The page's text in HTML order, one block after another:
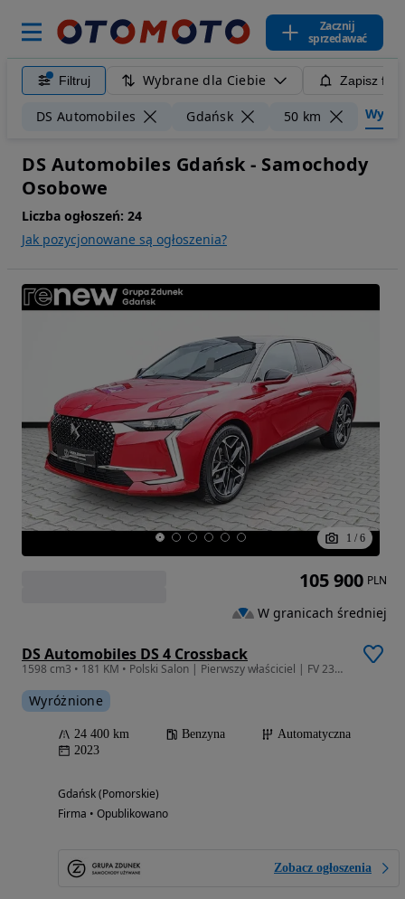
Zacznij
sprzedawać
Filtruj Wybrane dla Ciebie Zapisz
DS Automobiles Gdańsk 50 km
DS Automobiles Gdańsk - Samochody
Osobowe
Liczba ogłoszeń: 24
Jak pozycjonowane są ogłoszenia?
1 / 6
DS Automobiles DS 4 Crossback
1598 cm3 • 181 KM • Polski Salon | Pierwszy właściciel | FV 23% | Serwisowany w ASO
Wyróżnione
24 400 km Benzyna
Automatyczna
2023
Gdańsk (Pomorskie)
Firma • Opublikowano
Zobacz ogłoszenia
105 900 PLN
W granicach średniej